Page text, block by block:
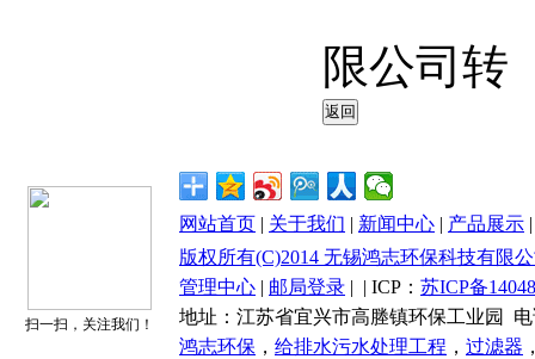
限公司转
扫一扫，关注我们！
网站首页 | 关于我们 | 新闻中心 | 产品展示
版权所有(C)2014 无锡鸿志环保科技有限公
管理中心 | 邮局登录 | | ICP： 苏ICP备
地址：江苏省宜兴市高塍镇环保工业园 电
鸿志环保 ， 给排水污水处理工程 ， 过滤器